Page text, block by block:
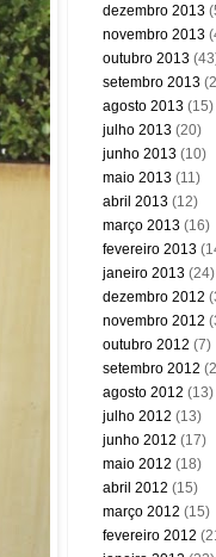
dezembro 2013
novembro 2013
outubro 2013
setembro 2013
agosto 2013 (15)
julho 2013 (20)
junho 2013 (10)
maio 2013 (11)
abril 2013 (12)
março 2013 (16)
fevereiro 2013
janeiro 2013 (24)
dezembro 2012
novembro 2012
outubro 2012 (7)
setembro 2012
agosto 2012 (13)
julho 2012 (13)
junho 2012 (17)
maio 2012 (18)
abril 2012 (15)
março 2012 (15)
fevereiro 2012